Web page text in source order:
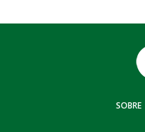
SOBRE